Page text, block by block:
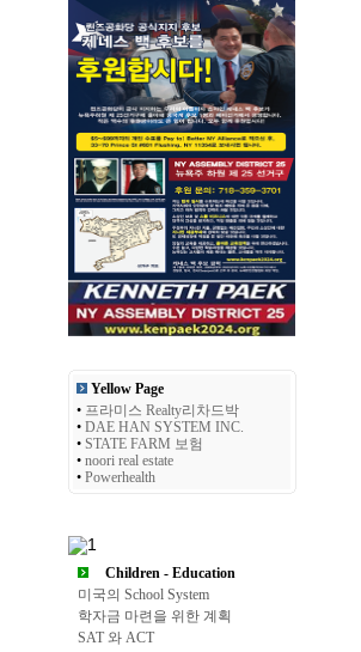
Yellow Page
• 프라미스 Realty리차드박
• DAE HAN SYSTEM INC.
• STATE FARM 보험
• noori real estate
• Powerhealth
Children - Education
미국의 School System
학자금 마련을 위한 계획
SAT 와 ACT